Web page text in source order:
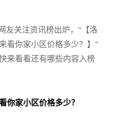
友关注资讯榜出炉，“【洛
看你家小区价格多少？】”
来看看还有哪些内容入榜
你家小区价格多少？